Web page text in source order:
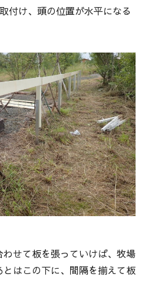
付け、頭の位置が水平になる
せて板を張っていけば、牧場
はこの下に、間隔を揃えて板